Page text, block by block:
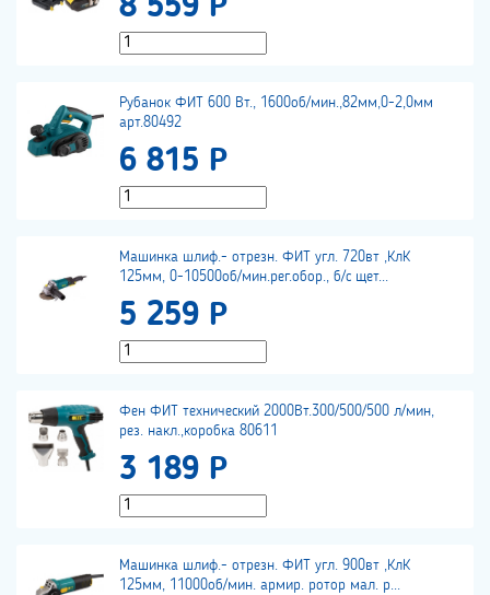
8 559 Р
Рубанок ФИТ 600 Вт., 1600об/мин.,82мм,0-2,0мм
арт.80492
6 815 Р
Машинка шлиф.- отрезн. ФИТ угл. 720вт ,КлК
125мм, 0-10500об/мин.рег.обор., б/с щет...
5 259 Р
Фен ФИТ технический 2000Вт.300/500/500 л/мин,
рез. накл.,коробка 80611
3 189 Р
Машинка шлиф.- отрезн. ФИТ угл. 900вт ,КлК
125мм, 11000об/мин. армир. ротор мал. р...